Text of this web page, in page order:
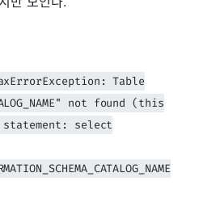
Table
not found (this
statement: select